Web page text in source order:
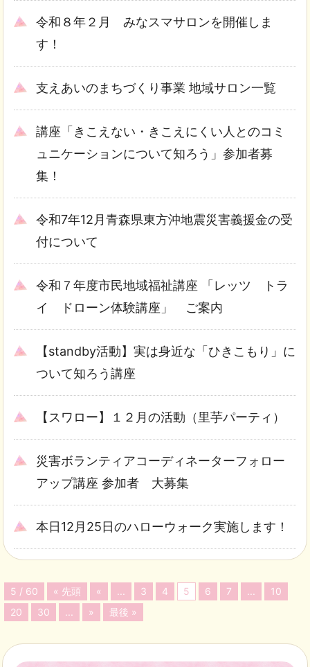
令和８年２月 みなスマサロンを開催しま
す！
支えあいのまちづくり事業 地域サロン一覧
講座「きこえない・きこえにくい人とのコミ
ュニケーションについて知ろう」参加者募
集！
令和7年12月青森県東方沖地震災害義援金の受
付について
令和７年度市民地域福祉講座 「レッツ トラ
イ ドローン体験講座」 ご案内
【standby活動】実は身近な「ひきこもり」に
ついて知ろう講座
【スワロー】１２月の活動（里芋パーティ）
災害ボランティアコーディネーターフォロー
アップ講座 参加者 大募集
本日12月25日のハローウォーク実施します！
5 / 60 « 先頭 « ... 3 4 5 6 7 ...
10
20
30 ... » 最後 »